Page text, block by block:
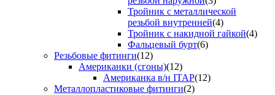
Тройник с металлической
резьбой внутренней(4)
Тройник с накидной гайкой(4)
Фальцевый бурт(6)
Резьбовые фитинги(12)
Американки (сгоны)(12)
Американка в/н ITAP(12)
Металлопластиковые фитинги(2)